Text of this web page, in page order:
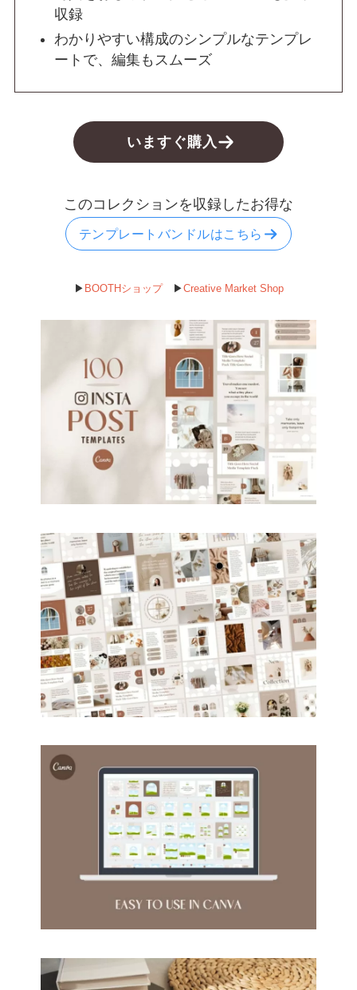
収録
わかりやすい構成のシンプルなテンプレ
ートで、編集もスムーズ
いますぐ購入
このコレクションを収録したお得な
テンプレートバンドルはこちら
▶︎ BOOTHショップ▶︎Creative Market Shop